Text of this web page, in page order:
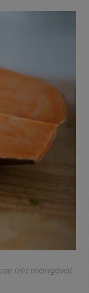
ízét mangóval,